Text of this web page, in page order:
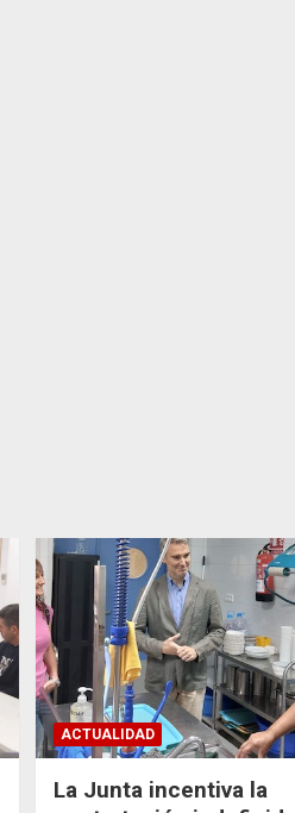
ACTUALIDAD
La Junta incentiva la